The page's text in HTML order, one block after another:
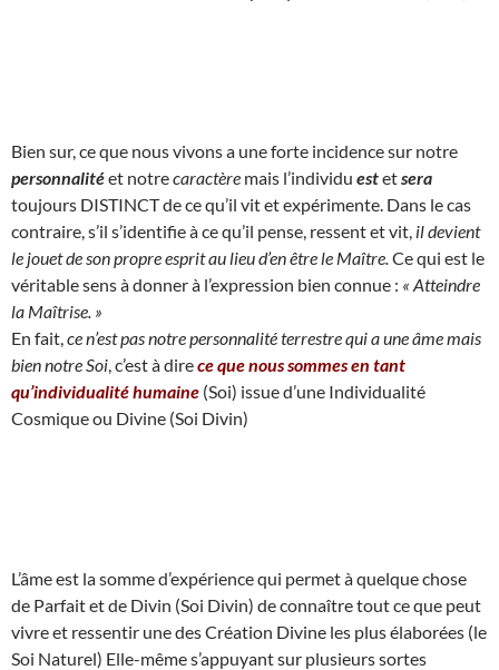
Bien sur, ce que nous vivons a une forte incidence sur notre
personnalitéet notrecaractère mais l’individu estetsera
toujours DISTINCT de ce qu’il vit et expérimente. Dans le cas
contraire, s’il s’identifie à ce qu’il pense, ressent et vit, il devient
le jouet de son propre esprit au lieu d’en être le Maître. Ce qui est le
véritable sens à donner à l’expression bien connue : « Atteindre
la Maîtrise. »
En fait, ce n’est pas notre personnalité terrestre qui a une âme mais
bien notre Soi , c’est à direce que nous sommes en tant
qu’individualité humaine (Soi) issue d’une Individualité
Cosmique ou Divine (Soi Divin)
L’âme est la somme d’expérience qui permet à quelque chose
de Parfait et de Divin (Soi Divin) de connaître tout ce que peut
vivre et ressentir une des Création Divine les plus élaborées (le
Soi Naturel) Elle-même s’appuyant sur plusieurs sortes